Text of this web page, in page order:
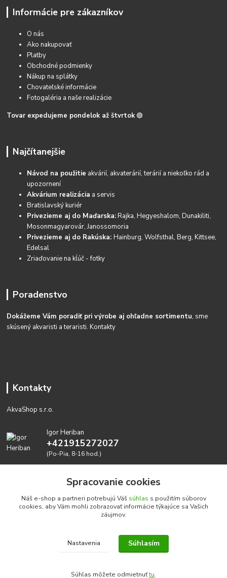
Informácie pre zákazníkov
O nás
Ako nakupovať
Platby
Obchodné podmienky
Nákup na splátky
Chovateľské informácie
Fotogaléria a naše realizácie
Tovar expedujeme pondelok až štvrtok 🟢
Najčítanejšie
Návod na použitie akvárií, akvaterárií, terárií a niekoľko rád a
upozornení
Akvárium realizácia a servis
Bratislavský kuriér
Privezieme aj do Maďarska:Rajka, Hegyeshalom, Dunakiliti,
Mosonmagyarovár, Janossomoria
Privezieme aj do Rakúska:Hainburg, Wolfsthal, Berg, Kittsee,
Edelsal
Zriaďovanie na kĺúč - fotky
Poradenstvo
Dokážeme Vám poradiť pri výrobe aj ohľadne sortimentu, sme
skúsený akvaristi a teraristi.Kontakty
Kontakty
AkvaShop s.r.o.
Igor Heriban
+421915272027
(Po-Pia, 8-16 hod.)
Realizujeme prírodné akvária: AkvaShop s.r.o. • IBAN:
SK3911000000002947087849
Spracovanie cookies
Náš e-shop a partneri potrebujú Váš súhlas s použitím súborov
cookies, aby Vám mohli zobrazovať informácie týkajúce sa Vašich
záujmov.
Nastavenia Súhlasím
Súhlas môžete odmietnuťtu.